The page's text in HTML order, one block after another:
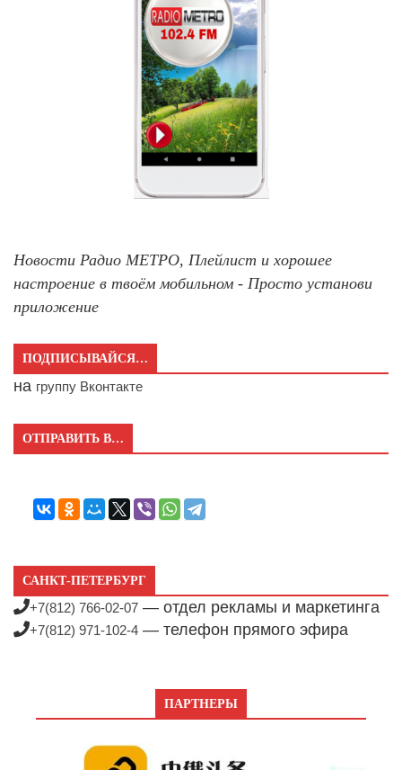
Новости Радио МЕТРО, Плейлист и хорошее
настроение в твоём мобильном - Просто установи
приложение
ПОДПИСЫВАЙСЯ…
на группу Вконтакте
ОТПРАВИТЬ В…
САНКТ-ПЕТЕРБУРГ
+7(812) 766-02-07 — отдел рекламы и маркетинга
+7(812) 971-102-4 — телефон прямого эфира
ПАРТНЕРЫ